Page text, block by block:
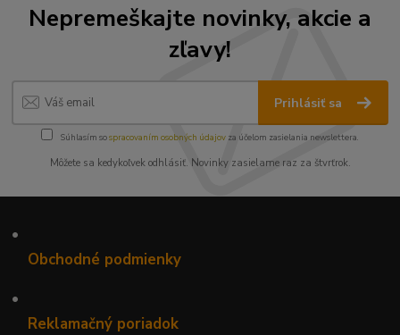
Nepremeškajte novinky, akcie a
zľavy!
Prihlásiť sa
Súhlasím sospracovaním osobných údajov za účelom zasielania newslettera.
Môžete sa kedykoľvek odhlásiť. Novinky zasielame raz za štvrťrok.
•
Obchodné podmienky
•
Reklamačný poriadok